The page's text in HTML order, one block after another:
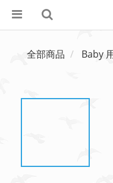
全部商品 Baby